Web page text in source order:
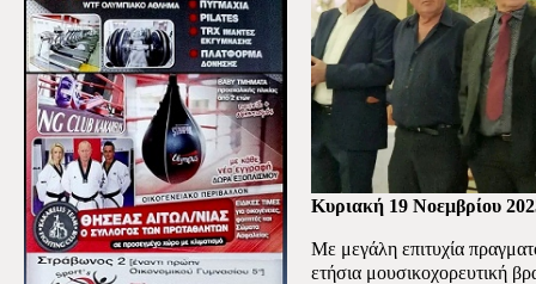
Κυριακή 19 Νοεμβρίου
Με μεγάλη επιτυχία
ετήσια μουσικοχορευτική